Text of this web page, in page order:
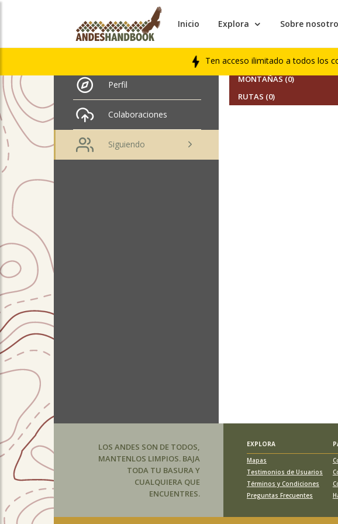
Inicio Explora Sobre
Ten acceso ilimitado a todos los
Franco Ignacio
Fernández Vera
Perfil
Colaboraciones
Siguiendo
AMIGOS (0)
SEGUIDORES (0)
MONTAÑAS (0)
RUTAS (0)
LOS ANDES SON DE TODOS,
MANTENLOS LIMPIOS. BAJA
TODA TU BASURA Y
CUALQUIERA QUE
ENCUENTRES.
EXPLORA
Mapas
Testimonios de Usuarios
Términos y Condiciones
Preguntas Frecuentes